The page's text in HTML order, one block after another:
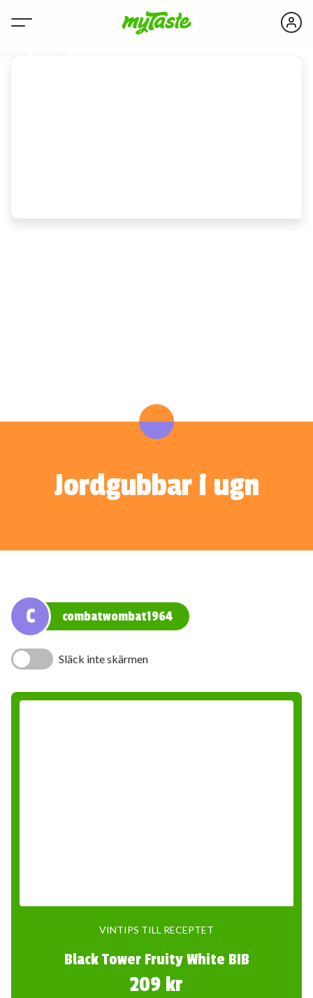
Jordgubbar i ugn
C combatwombat1964
Släck inte skärmen
VINTIPS TILL RECEPTET
Black Tower Fruity White BIB
209 kr